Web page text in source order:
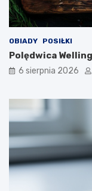
o
w
c
z
e
k
u
c
h
n
OBIADY POSIŁKI
Polędwica
6 sierpnia 2026